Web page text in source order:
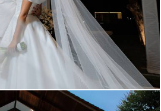
184 0